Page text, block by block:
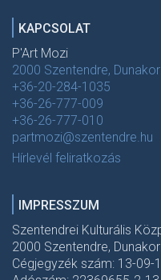
KAPCSOLAT
P'Art Mozi
2000 Szentendre,
+36-20-284-1035
+36-26-777-009
+36-26-777-010
partmozi@szentendre.hu
Hírlevél feliratkozás
IMPRESSZUM
Szentendrei Kulturális
2000 Szentendre,
Cégjegyzék szám: 13-09-